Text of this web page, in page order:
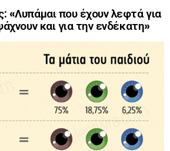
«Λυπάμαι που έχουν λεφτά για
και για την ενδέκατη»